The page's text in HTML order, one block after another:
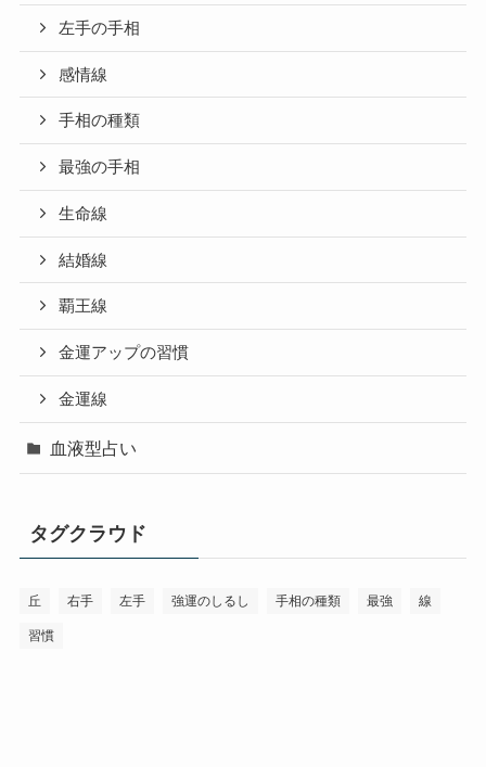
左手の手相
感情線
手相の種類
最強の手相
生命線
結婚線
覇王線
金運アップの習慣
金運線
血液型占い
タグクラウド
丘 右手 左手 強運のしるし 手相の種類 最強 線
習慣